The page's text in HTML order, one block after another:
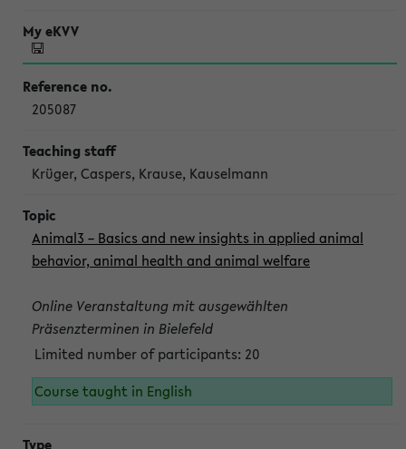
205087
Krüger, Caspers, Krause, Kauselmann
Animal3 – Basics and new insights in applied animal
behavior, animal health and animal welfare
Online Veranstaltung mit ausgewählten
Präsenzterminen in Bielefeld
Limited number of participants: 20
Course taught in English